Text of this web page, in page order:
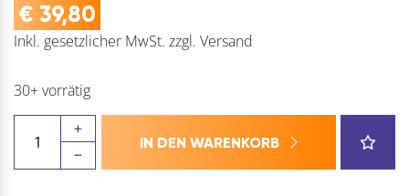
€ 39,80
Inkl. gesetzlicher MwSt. zzgl. Versand
30+ vorrätig
Steckdose
1xSchuko
IN DEN WARENKORB